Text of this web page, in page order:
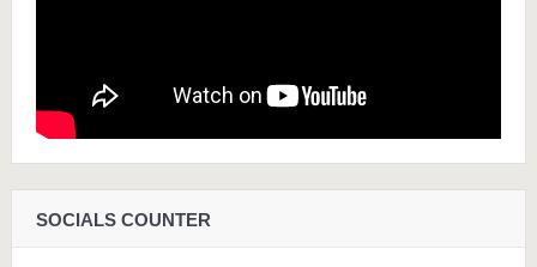
SOCIALS COUNTER